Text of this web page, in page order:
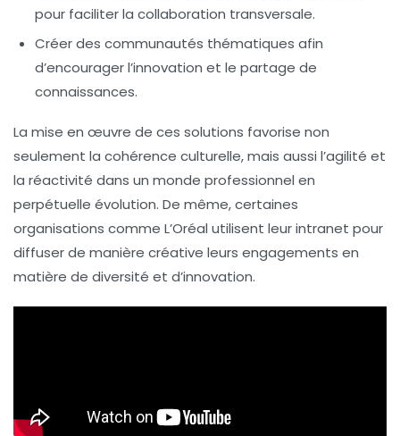
pour faciliter la collaboration transversale.
Créer des communautés thématiques afin
d’encourager l’innovation et le partage de
connaissances.
La mise en œuvre de ces solutions favorise non
seulement la cohérence culturelle, mais aussi l’agilité et
la réactivité dans un monde professionnel en
perpétuelle évolution. De même, certaines
organisations comme L’Oréal utilisent leur intranet pour
diffuser de manière créative leurs engagements en
matière de diversité et d’innovation.